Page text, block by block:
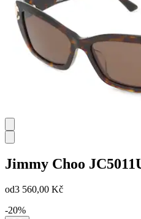
Jimmy Choo
od3 560,00 Kč
-20%